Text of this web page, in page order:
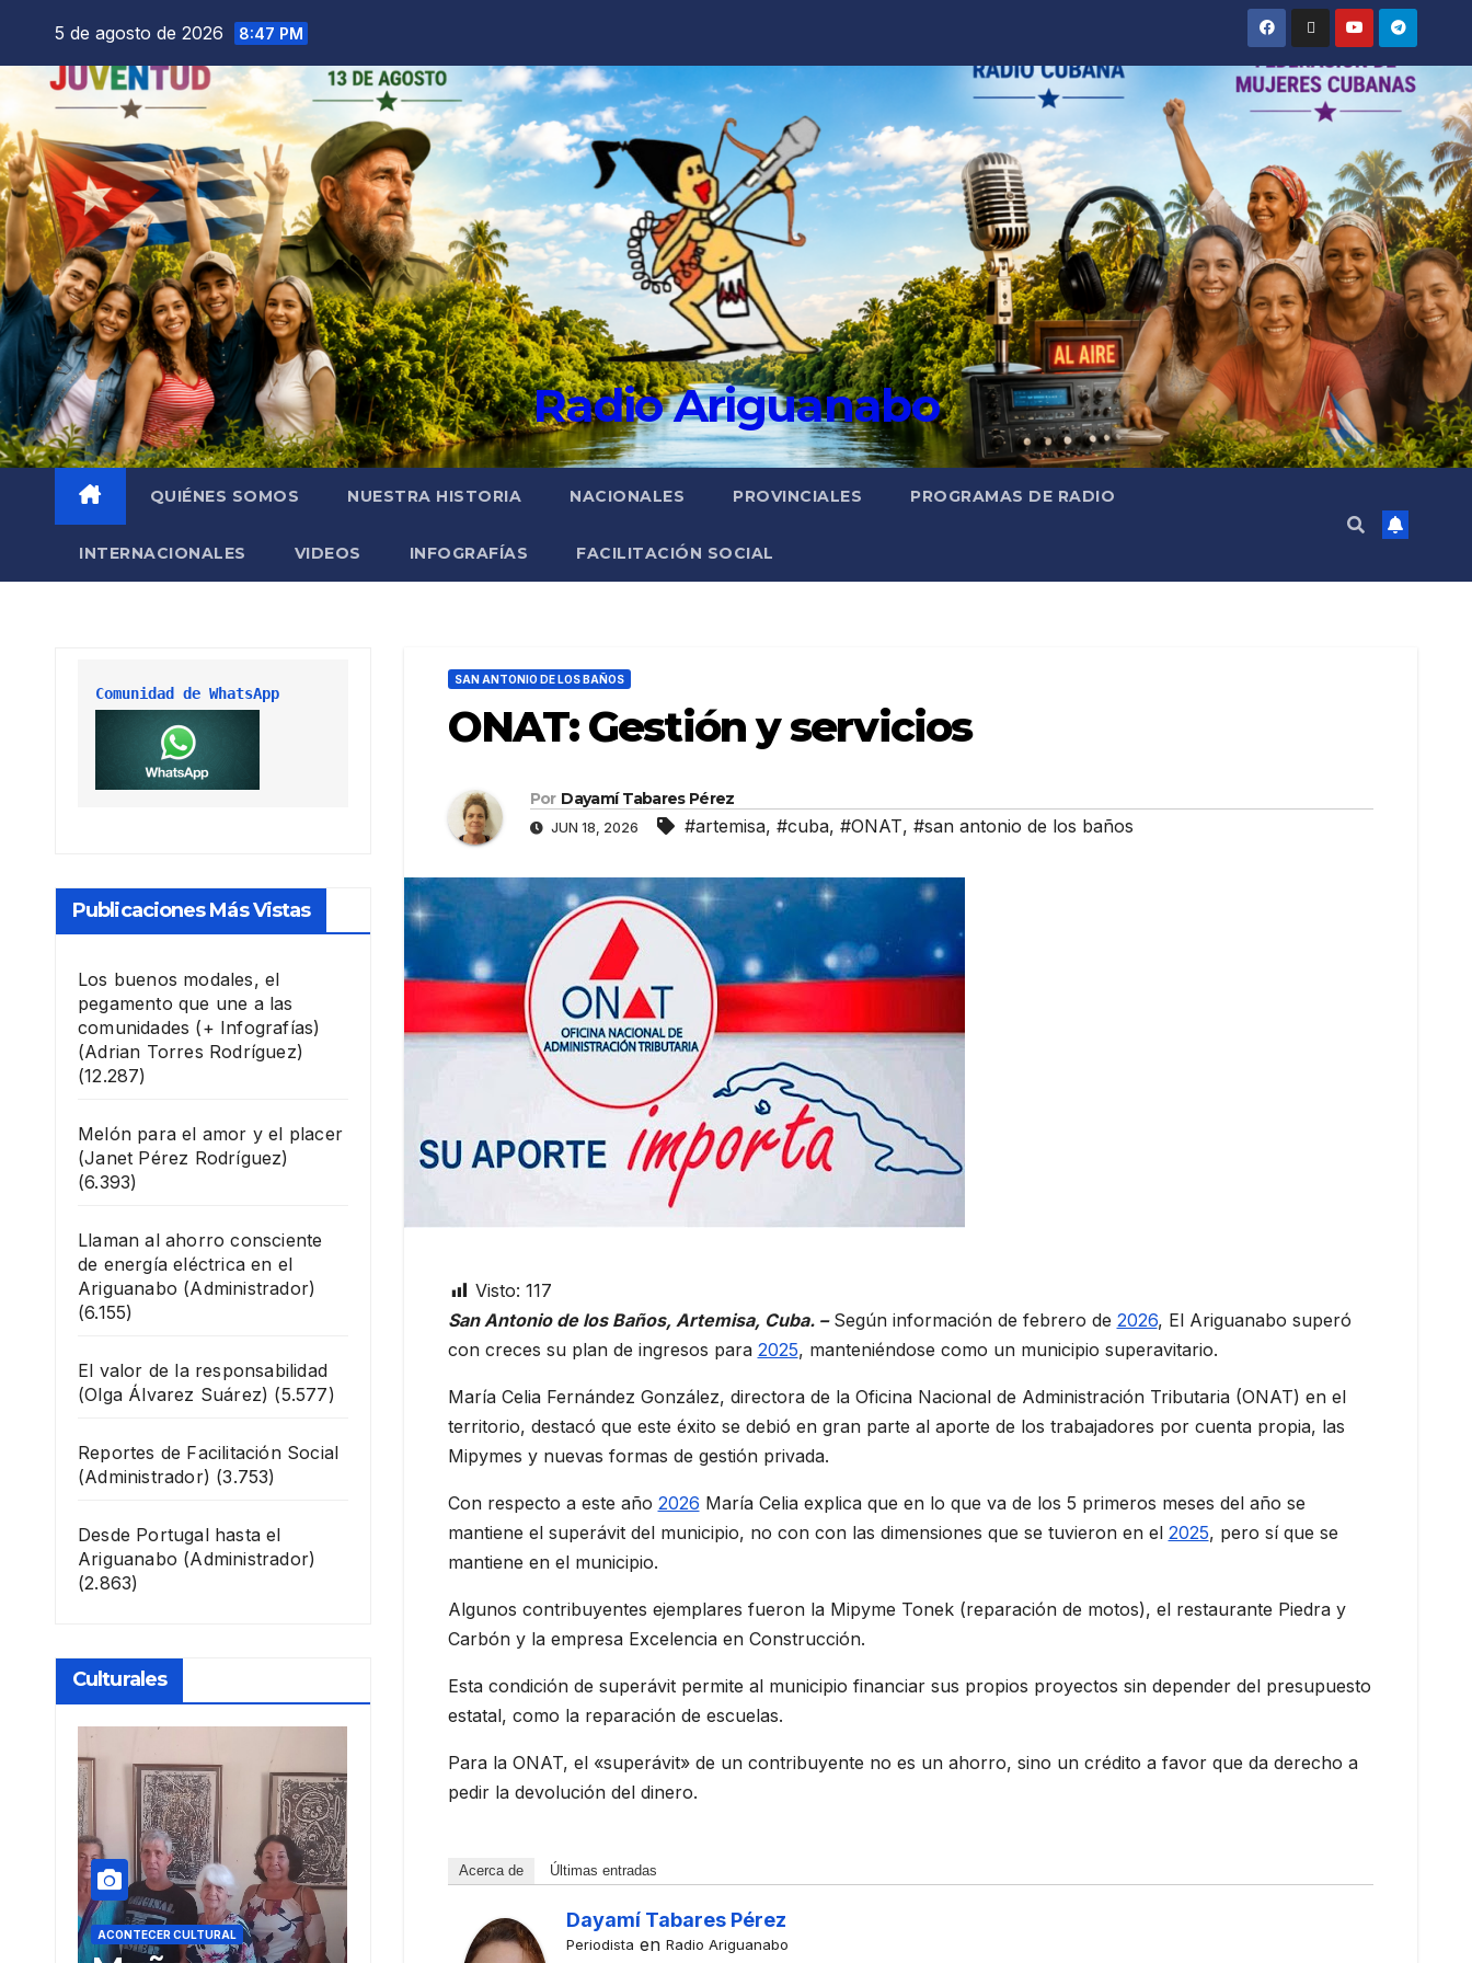
5 de agosto de 2026 8:47 PM
Radio Ariguanabo
QUIÉNES SOMOS NUESTRA HISTORIA NACIONALES PROVINCIALES PROGRAMAS DE RADIO
INTERNACIONALES VIDEOS INFOGRAFÍAS FACILITACIÓN SOCIAL
Comunidad de WhatsApp
Publicaciones Más Vistas
Los buenos modales, el
pegamento que une a las
comunidades (+ Infografías)
(Adrian Torres Rodríguez)
(12.287)
Melón para el amor y el placer
(Janet Pérez Rodríguez)
(6.393)
Llaman al ahorro consciente
de energía eléctrica en el
Ariguanabo (Administrador)
(6.155)
El valor de la responsabilidad
(Olga Álvarez Suárez) (5.577)
Reportes de Facilitación Social
(Administrador) (3.753)
Desde Portugal hasta el
Ariguanabo (Administrador)
(2.863)
Culturales
ACONTECER CULTURAL ACONTECER CULTURAL
SAN ANTONIO DE LOS BAÑOS
ONAT: Gestión y servicios
Por Dayamí Tabares Pérez
JUN 18, 2026 #artemisa, #cuba, #ONAT, #san antonio de los baños
Visto: 117
San Antonio de los Baños, Artemisa, Cuba. – Según información de febrero de 2026, El Ariguanabo superó
con creces su plan de ingresos para 2025, manteniéndose como un municipio superavitario.
María Celia Fernández González, directora de la Oficina Nacional de Administración Tributaria (ONAT) en el
territorio, destacó que este éxito se debió en gran parte al aporte de los trabajadores por cuenta propia, las
Mipymes y nuevas formas de gestión privada.
Con respecto a este año 2026 María Celia explica que en lo que va de los 5 primeros meses del año se
mantiene el superávit del municipio, no con con las dimensiones que se tuvieron en el 2025, pero sí que se
mantiene en el municipio.
Algunos contribuyentes ejemplares fueron la Mipyme Tonek (reparación de motos), el restaurante Piedra y
Carbón y la empresa Excelencia en Construcción.
Esta condición de superávit permite al municipio financiar sus propios proyectos sin depender del presupuesto
estatal, como la reparación de escuelas.
Para la ONAT, el «superávit» de un contribuyente no es un ahorro, sino un crédito a favor que da derecho a
pedir la devolución del dinero.
Acerca de Últimas entradas
Dayamí Tabares Pérez
Periodista en Radio Ariguanabo